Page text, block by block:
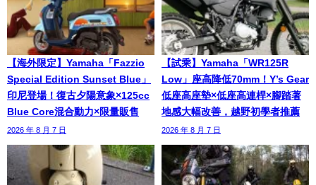
【海外限定】Yamaha「Fazzio
Special Edition Sunset Blue」
印尼登場！復古夕陽意象×125cc
Blue Core混合動力×限量販售
2026 年 8 月 7 日
【試乘】Yamaha「WR125R
Low」座高降低70mm！Y’s Gear
低座高座墊×低座高連桿×腳踏著
地感大幅改善，越野初學者推薦
2026 年 8 月 7 日